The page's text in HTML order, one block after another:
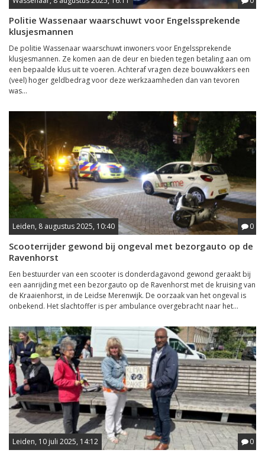
Politie Wassenaar waarschuwt voor Engelssprekende
klusjesmannen
De politie Wassenaar waarschuwt inwoners voor Engelssprekende
klusjesmannen. Ze komen aan de deur en bieden tegen betaling aan om
een bepaalde klus uit te voeren. Achteraf vragen deze bouwvakkers een
(veel) hoger geldbedrag voor deze werkzaamheden dan van tevoren
was...
Leiden, 8 augustus 2025, 10:40 0
Scooterrijder gewond bij ongeval met bezorgauto op de
Ravenhorst
Een bestuurder van een scooter is donderdagavond gewond geraakt bij
een aanrijding met een bezorgauto op de Ravenhorst met de kruising van
de Kraaienhorst, in de Leidse Merenwijk. De oorzaak van het ongeval is
onbekend. Het slachtoffer is per ambulance overgebracht naar het...
Leiden, 10 juli 2025, 14:12 0